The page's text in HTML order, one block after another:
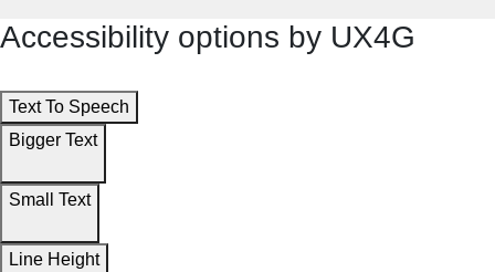
Accessibility options by UX4G
Text To Speech
Bigger Text
Small Text
Line Height